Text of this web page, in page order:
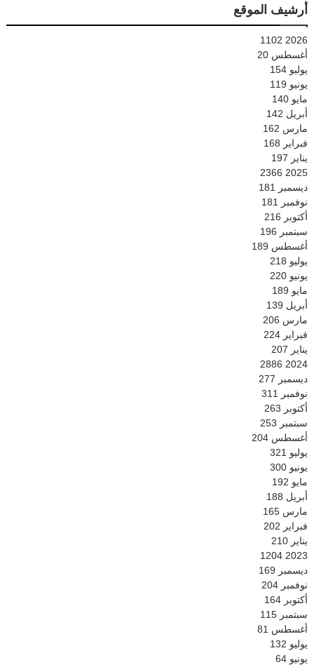
أرشيف الموقع
2026
1102
أغسطس 20
يوليو 154
يونيو 119
مايو 140
أبريل 142
مارس 162
فبراير 168
يناير 197
2025
2366
ديسمبر 181
نوفمبر 181
أكتوبر 216
سبتمبر 196
أغسطس 189
يوليو 218
يونيو 220
مايو 189
أبريل 139
مارس 206
فبراير 224
يناير 207
2024
2886
ديسمبر 277
نوفمبر 311
أكتوبر 263
سبتمبر 253
أغسطس 204
يوليو 321
يونيو 300
مايو 192
أبريل 188
مارس 165
فبراير 202
يناير 210
2023
1204
ديسمبر 169
نوفمبر 204
أكتوبر 164
سبتمبر 115
أغسطس 81
يوليو 132
يونيو 64